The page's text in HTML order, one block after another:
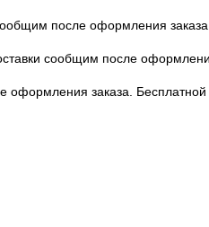
после оформления
сообщим после
заказа.